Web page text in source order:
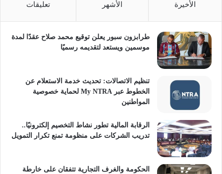
الأخيرة الأشهر تعليقات
طرابزون سبور يعلن توقيع محمد صلاح عقدًا لمدة
موسمين ويستعد لتقديمه رسميًا
تنظيم الاتصالات: تحديث خدمة الاستعلام عن
الخطوط عبر My NTRA لحماية خصوصية
المواطنين
الرقابة المالية تطور نشاط التخصيم إلكترونيًا..
تدريب الشركات على منظومة تمنع تكرار التمويل
الحكومة والغرف التجارية تتفقان على خارطة